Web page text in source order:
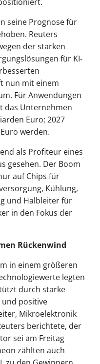
seine Prognose für
Reuters
der starken
für KI-
nun mit einem
Für Anwendungen
das Unternehmen
Euro; 2027
werden.
als Profiteur eines
gesehen. Der Boom
auf Chips für
Kühlung,
und Halbleiter für
in den Fokus der
Rückenwind
in einem größeren
legten
durch starke
und positive
Mikroelektronik
berichtete, der
sei am Freitag
zählten auch